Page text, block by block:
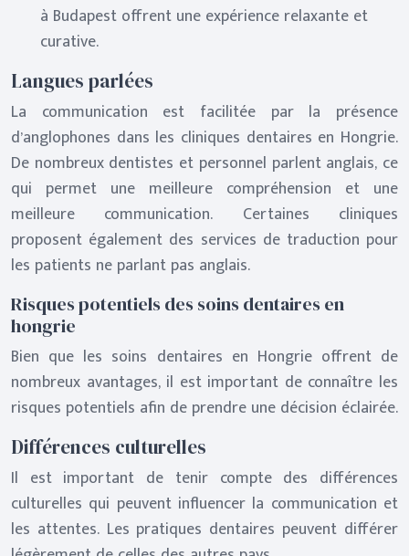
à Budapest offrent une expérience relaxante et
curative.
Langues parlées
La communication est facilitée par la présence
d’anglophones dans les cliniques dentaires en Hongrie.
De nombreux dentistes et personnel parlent anglais, ce
qui permet une meilleure compréhension et une
meilleure communication. Certaines cliniques
proposent également des services de traduction pour
les patients ne parlant pas anglais.
Risques potentiels des soins dentaires en
hongrie
Bien que les soins dentaires en Hongrie offrent de
nombreux avantages, il est important de connaître les
risques potentiels afin de prendre une décision éclairée.
Différences culturelles
Il est important de tenir compte des différences
culturelles qui peuvent influencer la communication et
les attentes. Les pratiques dentaires peuvent différer